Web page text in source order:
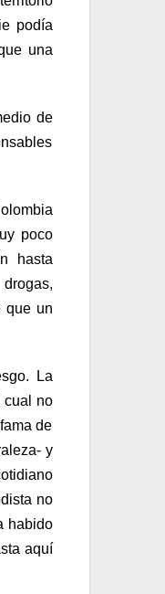
podía
una
de
poco
hasta
que un
La
cual no
de
y
no
habido
aquí